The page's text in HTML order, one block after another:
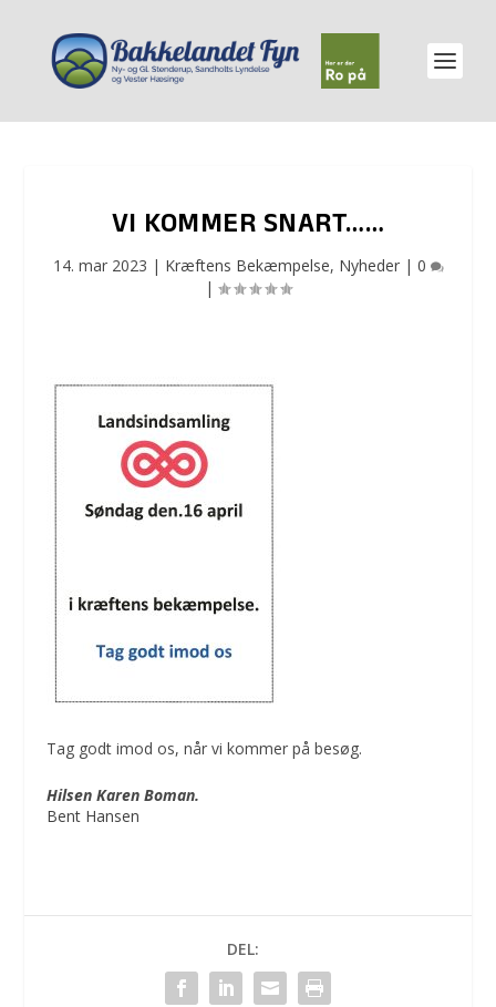
VI KOMMER SNART……
14. mar 2023 | Kræftens Bekæmpelse, Nyheder| 0
|
Tag godt imod os, når vi kommer på besøg.
Hilsen Karen Boman.
Bent Hansen
DEL: